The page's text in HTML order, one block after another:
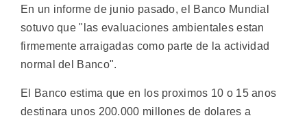
En un informe de junio pasado, el Banco Mundial
sotuvo que "las evaluaciones ambientales estan
firmemente arraigadas como parte de la actividad
normal del Banco".
El Banco estima que en los proximos 10 o 15 anos
destinara unos 200.000 millones de dolares a